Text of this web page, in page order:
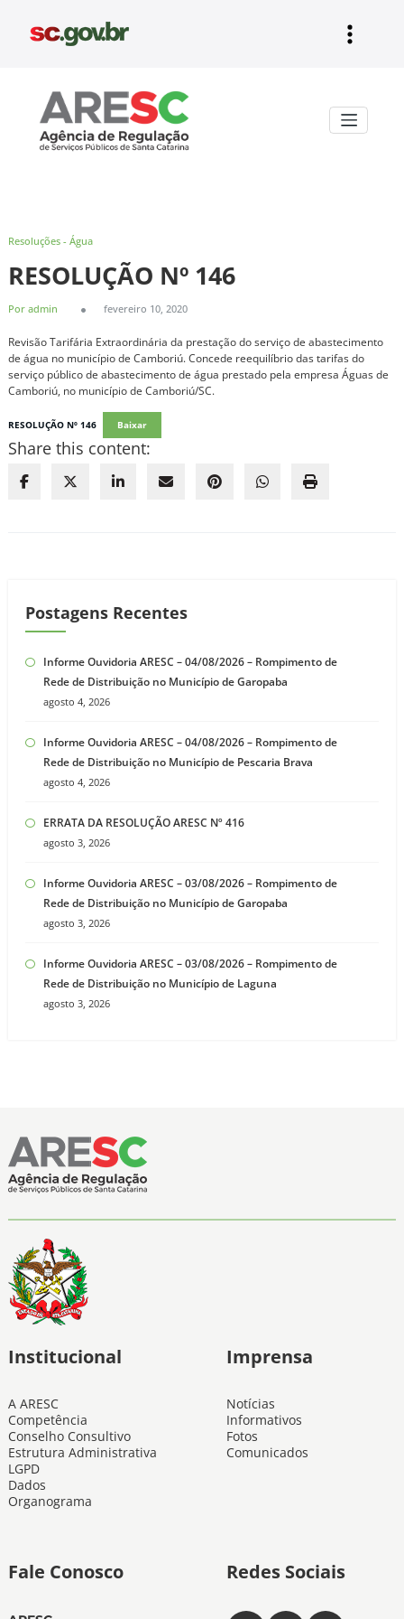
Resoluções - Água
RESOLUÇÃO Nº 146
Por admin fevereiro 10, 2020
Revisão Tarifária Extraordinária da prestação do serviço de abastecimento
de água no município de Camboriú. Concede reequilíbrio das tarifas do
serviço público de abastecimento de água prestado pela empresa Águas de
Camboriú, no município de Camboriú/SC.
RESOLUÇÃO Nº 146 Baixar
Share this content:
Postagens Recentes
Informe Ouvidoria ARESC – 04/08/2026 – Rompimento de
Rede de Distribuição no Município de Garopaba
agosto 4, 2026
Informe Ouvidoria ARESC – 04/08/2026 – Rompimento de
Rede de Distribuição no Município de Pescaria Brava
agosto 4, 2026
ERRATA DA RESOLUÇÃO ARESC Nº 416
agosto 3, 2026
Informe Ouvidoria ARESC – 03/08/2026 – Rompimento de
Rede de Distribuição no Município de Garopaba
agosto 3, 2026
Informe Ouvidoria ARESC – 03/08/2026 – Rompimento de
Rede de Distribuição no Município de Laguna
agosto 3, 2026
Institucional
A ARESC
Competência
Conselho Consultivo
Estrutura Administrativa
LGPD
Dados
Organograma
Imprensa
Notícias
Informativos
Fotos
Comunicados
Fale Conosco Redes Sociais